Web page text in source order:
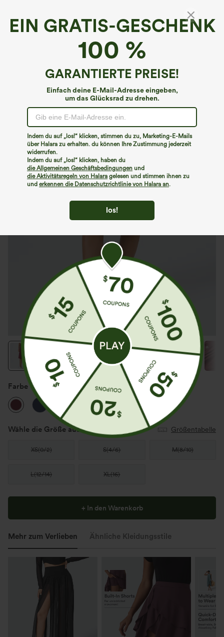
EIN GRATIS-GESCHENK
100 %
GARANTIERTE PREISE!
Einfach deine E-Mail-Adresse eingeben,
um das Glücksrad zu drehen.
Indem du auf „los!“ klicken, stimmen du zu, Marketing-E-Mails
über Halara zu erhalten. du können Ihre Zustimmung jederzeit
widerrufen.
Indem du auf „los!“ klicken, haben du
die Allgemeinen Geschäftsbedingungen und
die Aktivitätsregeln von Halara gelesen und stimmen ihnen zu
und erkennen die Datenschutzrichtlinie von Halara an.
los!
Lässiger Midi-Baumwollrock in A-Linie mit
hoher Taille, Knopfleiste und Seitentaschen
Farbe Pomegranate
Wähle die Größe aus(US) Größentabelle
XS(0/2) S(4/6) M(8/10)
L(12/14) XL(16)
+ In den Warenkorb
Mehr zum Verlieben Ähnliche Kleidungsstile